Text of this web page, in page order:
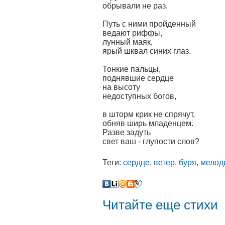
обрывали не раз.
Путь с ними пройденный
ведают риффы,
лунный маяк,
ярый шквал синих глаз.
Тонкие пальцы,
поднявшие сердце
на высоту
недоступных богов,
в шторм крик не спрячут,
обняв ширь младенцем.
Разве задуть
свет ваш - глупости слов?
Теги: сердце, ветер, буря,
Читайте еще стихи